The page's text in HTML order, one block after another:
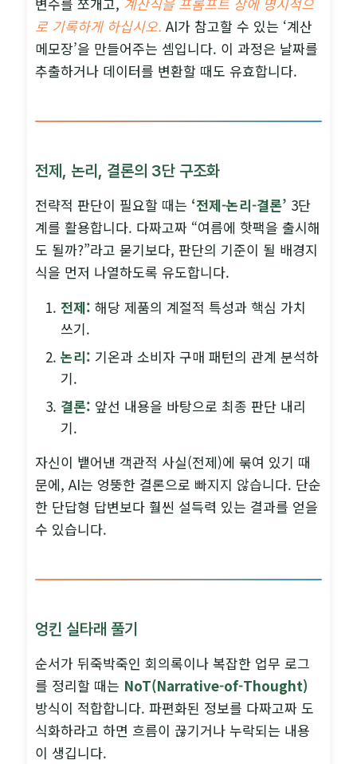
로 기록하게 하십시오. AI가 참고할 수 있는 ‘계산
메모장’을 만들어주는 셈입니다. 이 과정은 날짜를
추출하거나 데이터를 변환할 때도 유효합니다.
전제, 논리, 결론의 3단 구조화
전략적 판단이 필요할 때는 ‘전제-논리-결론’ 3단
계를 활용합니다. 다짜고짜 “여름에 핫팩을 출시해
도 될까?”라고 묻기보다, 판단의 기준이 될 배경지
식을 먼저 나열하도록 유도합니다.
전제: 해당 제품의 계절적 특성과 핵심 가치
쓰기.
논리: 기온과 소비자 구매 패턴의 관계 분석하
기.
결론: 앞선 내용을 바탕으로 최종 판단 내리
기.
자신이 뱉어낸 객관적 사실(전제)에 묶여 있기 때
문에, AI는 엉뚱한 결론으로 빠지지 않습니다. 단순
한 단답형 답변보다 훨씬 설득력 있는 결과를 얻을
수 있습니다.
엉킨 실타래 풀기
순서가 뒤죽박죽인 회의록이나 복잡한 업무 로그
를 정리할 때는 NoT(Narrative-of-Thought)
방식이 적합합니다. 파편화된 정보를 다짜고짜 도
식화하라고 하면 흐름이 끊기거나 누락되는 내용
이 생깁니다.